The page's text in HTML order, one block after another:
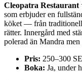
Cleopatra
som erbjuder en
köket — från
rätter. Innergård med
polerad än Mandra men
Pris: 250–300
Boka: Ja, under